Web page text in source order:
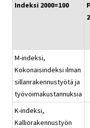
Indeksi 2000=100
M-indeksi,
Kokonaisindeksi ilman
sillanrakennustyötä ja
työvoimakustannuksia
K-indeksi,
Kalliorakennustyön